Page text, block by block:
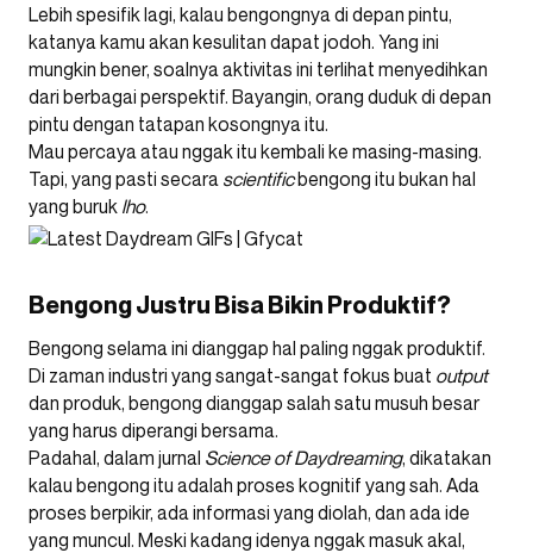
Lebih spesifik lagi, kalau bengongnya di depan pintu,
katanya kamu akan kesulitan dapat jodoh. Yang ini
mungkin bener, soalnya aktivitas ini terlihat menyedihkan
dari berbagai perspektif. Bayangin, orang duduk di depan
pintu dengan tatapan kosongnya itu.
Mau percaya atau nggak itu kembali ke masing-masing.
Tapi, yang pasti secara scientificbengong itu bukan hal
yang buruk lho.
Bengong Justru Bisa Bikin Produktif?
Bengong selama ini dianggap hal paling nggak produktif.
Di zaman industri yang sangat-sangat fokus buat output
dan produk, bengong dianggap salah satu musuh besar
yang harus diperangi bersama.
Padahal, dalam jurnal Science of Daydreaming, dikatakan
kalau bengong itu adalah proses kognitif yang sah. Ada
proses berpikir, ada informasi yang diolah, dan ada ide
yang muncul. Meski kadang idenya nggak masuk akal,